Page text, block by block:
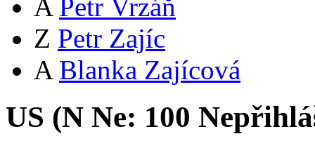
A Petr Vrzáň
Z Petr Zajíc
A Blanka Zajícová
US (N Ne: 100